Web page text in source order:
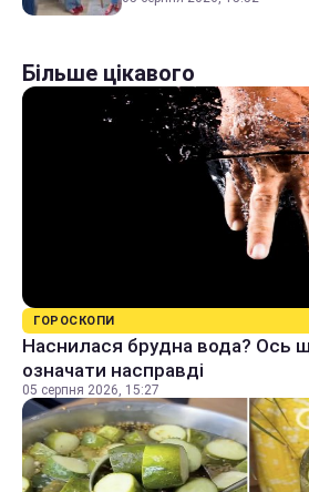
Більше цікавого
ГОРОСКОПИ
Наснилася брудна вода? Ось
означати насправді
05 серпня 2026, 15:27